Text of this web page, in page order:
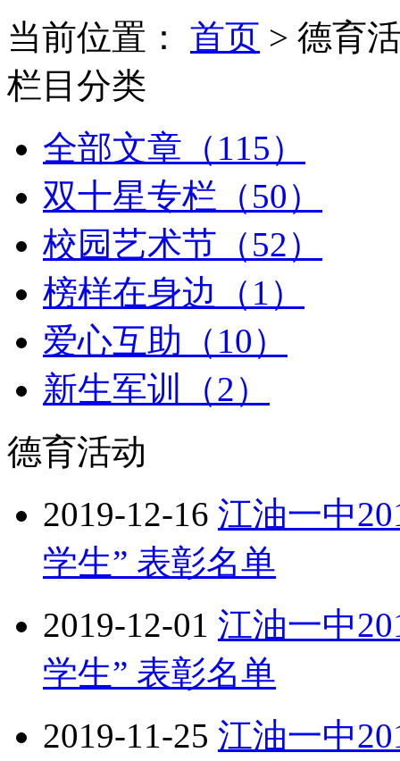
当前位置： 首页 > 德育
栏目分类
全部文章（115）
双十星专栏（50）
校园艺术节（52）
榜样在身边（1）
爱心互助（10）
新生军训（2）
德育活动
2019-12-16 江油一中
学生” 表彰名单
2019-12-01 江油一中
学生” 表彰名单
2019-11-25 江油一中